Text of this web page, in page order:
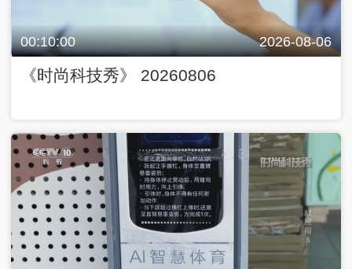
00:10:00 2026-08-06
《时尚科技秀》 20260806